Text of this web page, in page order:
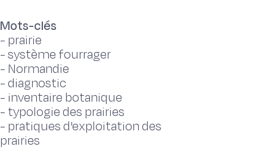
Mots-clés
- prairie
-système fourrager
- Normandie
-diagnostic
- inventaire botanique
- typologie des prairies
- pratiques d'exploitation des
prairies